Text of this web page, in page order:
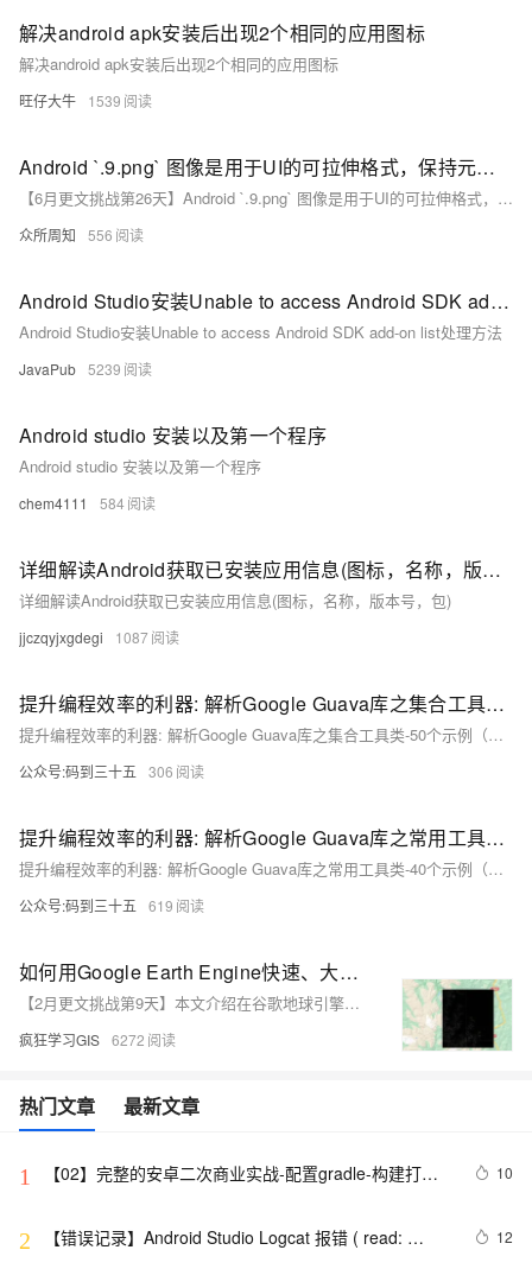
解决android apk安装后出现2个相同的应用图标
解决android apk安装后出现2个相同的应用图标
旺仔大牛 1539
Android `.9.png` 图像是用于UI的可拉伸格式，保持元素清晰度和比例
【6月更文挑战第26天】Android `.9.png` 图像是用于UI的可拉伸格式，保持元素清晰度和比例。通过边上的黑线定义拉伸区域，右下角黑点标识内容区域，适应文本或组件大小变化。常用于按钮、背景等，确保跨屏幕尺寸显示质量。Android SDK 提供`draw9patch.bat`工具来创建和编辑。**
众所周知 556
Android Studio安装Unable to access Android SDK add-on list处理方法
Android Studio安装Unable to access Android SDK add-on list处理方法
JavaPub 5239
Android studio 安装以及第一个程序
Android studio 安装以及第一个程序
chem4111 584
详细解读Android获取已安装应用信息(图标，名称，版本号，包)
详细解读Android获取已安装应用信息(图标，名称，版本号，包)
jjczqyjxgdegi 1087
提升编程效率的利器: 解析Google Guava库之集合工具类-50个示例（八）
提升编程效率的利器: 解析Google Guava库之集合工具类-50个示例（八）
公众号:码到三十五 306
提升编程效率的利器: 解析Google Guava库之常用工具类-40个示例（七）
提升编程效率的利器: 解析Google Guava库之常用工具类-40个示例（七）
公众号:码到三十五 619
如何用Google Earth Engine快速、大量下载遥感影像数据？
【2月更文挑战第9天】本文介绍在谷歌地球引擎（Google Earth Engine，GEE）中，批量下载指定时间范围、空间范围的遥感影像数据（包括Landsat、Sentinel等）的方法~
疯狂学习GIS 6272
热门文章 最新文章
1
【02】完整的安卓二次商业实战-配置gradle-构建打包
10
2
【错误记录】Android Studio Logcat 报错 ( read:
12